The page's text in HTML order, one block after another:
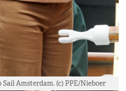
Sail Amsterdam. (c) PPE/Nieboer